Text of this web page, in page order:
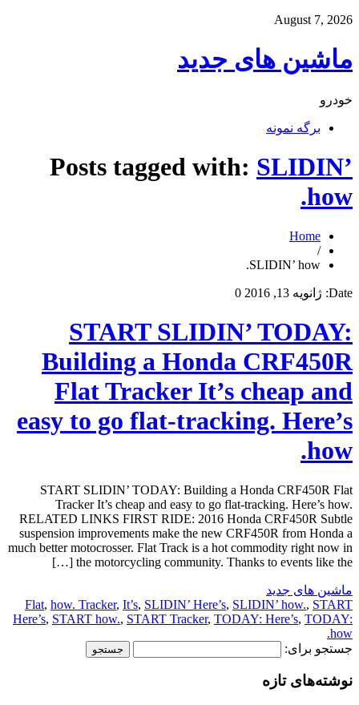
August 7, 2026
ماشین های جدید
خودرو
برگه نمونه
Posts tagged with: SLIDIN’
how.
Home
/
SLIDIN’ how.
Date: ژانویه 13, 2016 0
START SLIDIN’ TODAY:
Building a Honda CRF450R
Flat Tracker It’s cheap and
easy to go flat-tracking. Here’s
how.
START SLIDIN’ TODAY: Building a Honda CRF450R Flat
Tracker It’s cheap and easy to go flat-tracking. Here’s how.
RELATED LINKS FIRST RIDE: 2016 Honda CRF450R Subtle
suspension improvements make the new CRF450R from Honda a
much better motocrosser. Flat Track is a hot commodity right now in
the motorcycling community. Thanks to events like the […]
ماشین های جدید
Flat, how. Tracker, It’s, SLIDIN’ Here’s, SLIDIN’ how., START
Here’s, START how., START Tracker, TODAY: Here’s, TODAY:
how.
جستجو برای:
نوشته‌های تازه